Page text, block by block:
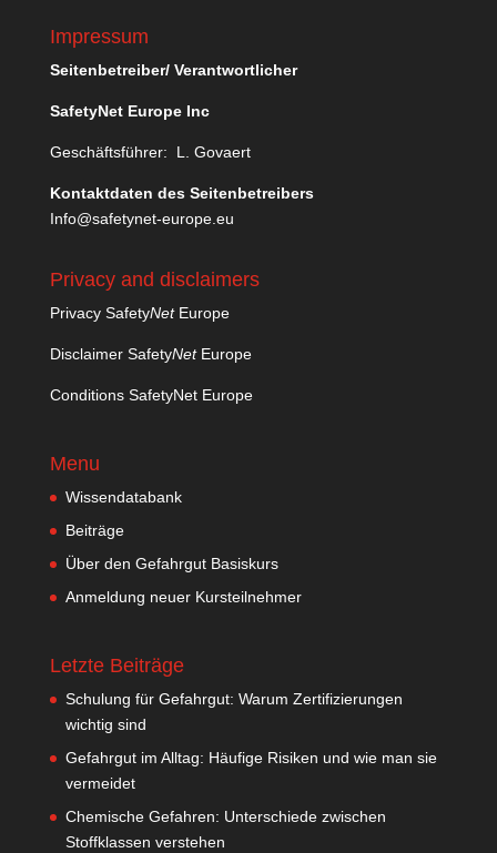
Impressum
Seitenbetreiber/ Verantwortlicher
SafetyNet Europe Inc
Geschäftsführer: L. Govaert
Kontaktdaten des Seitenbetreibers
Info@safetynet-europe.eu
Privacy and disclaimers
Privacy SafetyNetEurope
Disclaimer SafetyNetEurope
Conditions SafetyNet Europe
Menu
Wissendatabank
Beiträge
Über den Gefahrgut Basiskurs
Anmeldung neuer Kursteilnehmer
Letzte Beiträge
Schulung für Gefahrgut: Warum Zertifizierungen
wichtig sind
Gefahrgut im Alltag: Häufige Risiken und wie man sie
vermeidet
Chemische Gefahren: Unterschiede zwischen
Stoffklassen verstehen